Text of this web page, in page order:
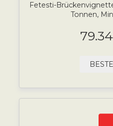
Fetesti-
Tonnen,